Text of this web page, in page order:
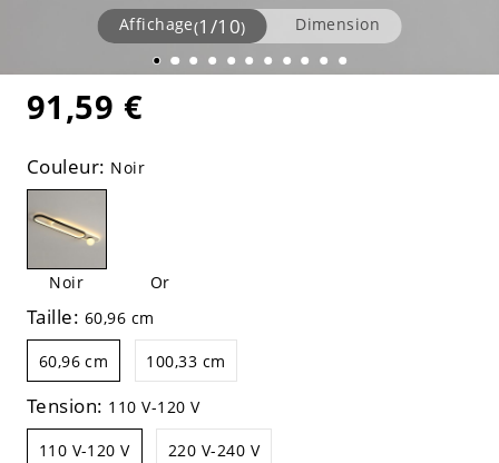
Affichage(1 /10) Dimension
91,59 €
Couleur: Noir
Noir Or
Taille: 60,96 cm
60,96 cm 100,33 cm
Tension: 110 V-120 V
110 V-120 V 220 V-240 V